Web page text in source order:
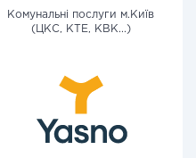
Комунальні послуги м.Київ
(ЦКС, КТЕ, КВК...)